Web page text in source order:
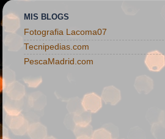
MIS BLOGS
Fotografia Lacoma07
Tecnipedias.com
PescaMadrid.com